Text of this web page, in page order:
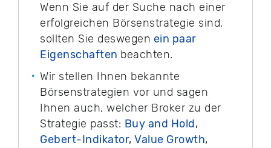
Wenn Sie auf der Suche nach einer
erfolgreichen Börsenstrategie sind,
sollten Sie deswegen ein paar
Eigenschaften beachten.
Wir stellen Ihnen bekannte
Börsenstrategien vor und sagen
Ihnen auch, welcher Broker zu der
Strategie passt: Buy and Hold,
Gebert-Indikator, Value Growth,